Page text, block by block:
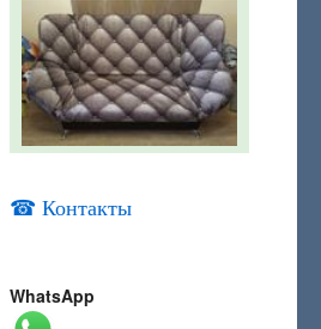
☎ Контакты
WhatsApp